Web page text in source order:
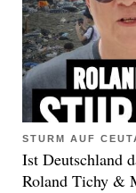
STURM AUF
Ist Deutschland
Roland Tichy &